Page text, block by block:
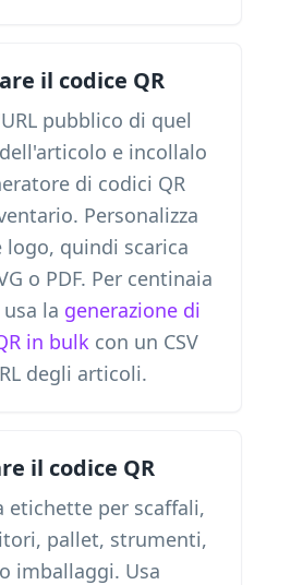
il codice QR
pubblico di quel
e incollalo
di codici QR
Personalizza
logo, quindi scarica
o PDF. Per centinaia
usa la generazione di
in bulk con un CSV
degli articoli.
il codice QR
etichette per scaffali,
pallet, strumenti,
imballaggi. Usa